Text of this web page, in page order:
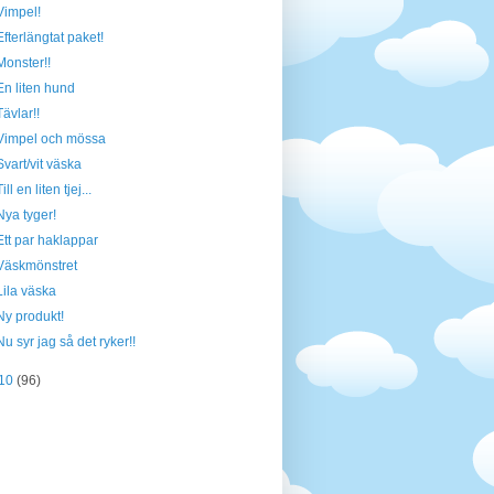
paket!
liten hund
och mössa
vit väska
en liten tjej...
tyger!
par haklappar
väska
produkt!
syr jag så det ryker!!
(96)